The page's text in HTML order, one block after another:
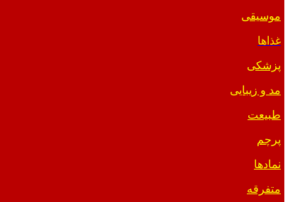
موسیقی
غذاها
پزشکی
مد و زیبایی
طبیعت
پرچم
نمادها
متفرقه